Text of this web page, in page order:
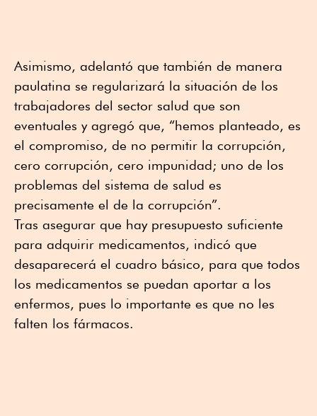
Asimismo, adelantó que también de manera
paulatina se regularizará la situación de los
trabajadores del sector salud que son
eventuales y agregó que, “hemos planteado, es
el compromiso, de no permitir la corrupción,
cero corrupción, cero impunidad; uno de los
problemas del sistema de salud es
precisamente el de la corrupción”.
Tras asegurar que hay presupuesto suficiente
para adquirir medicamentos, indicó que
desaparecerá el cuadro básico, para que todos
los medicamentos se puedan aportar a los
enfermos, pues lo importante es que no les
falten los fármacos.